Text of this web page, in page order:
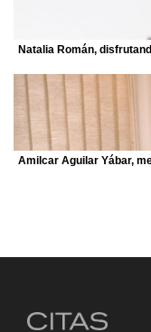
Natalia Román,
Amilcar Aguilar Yábar,